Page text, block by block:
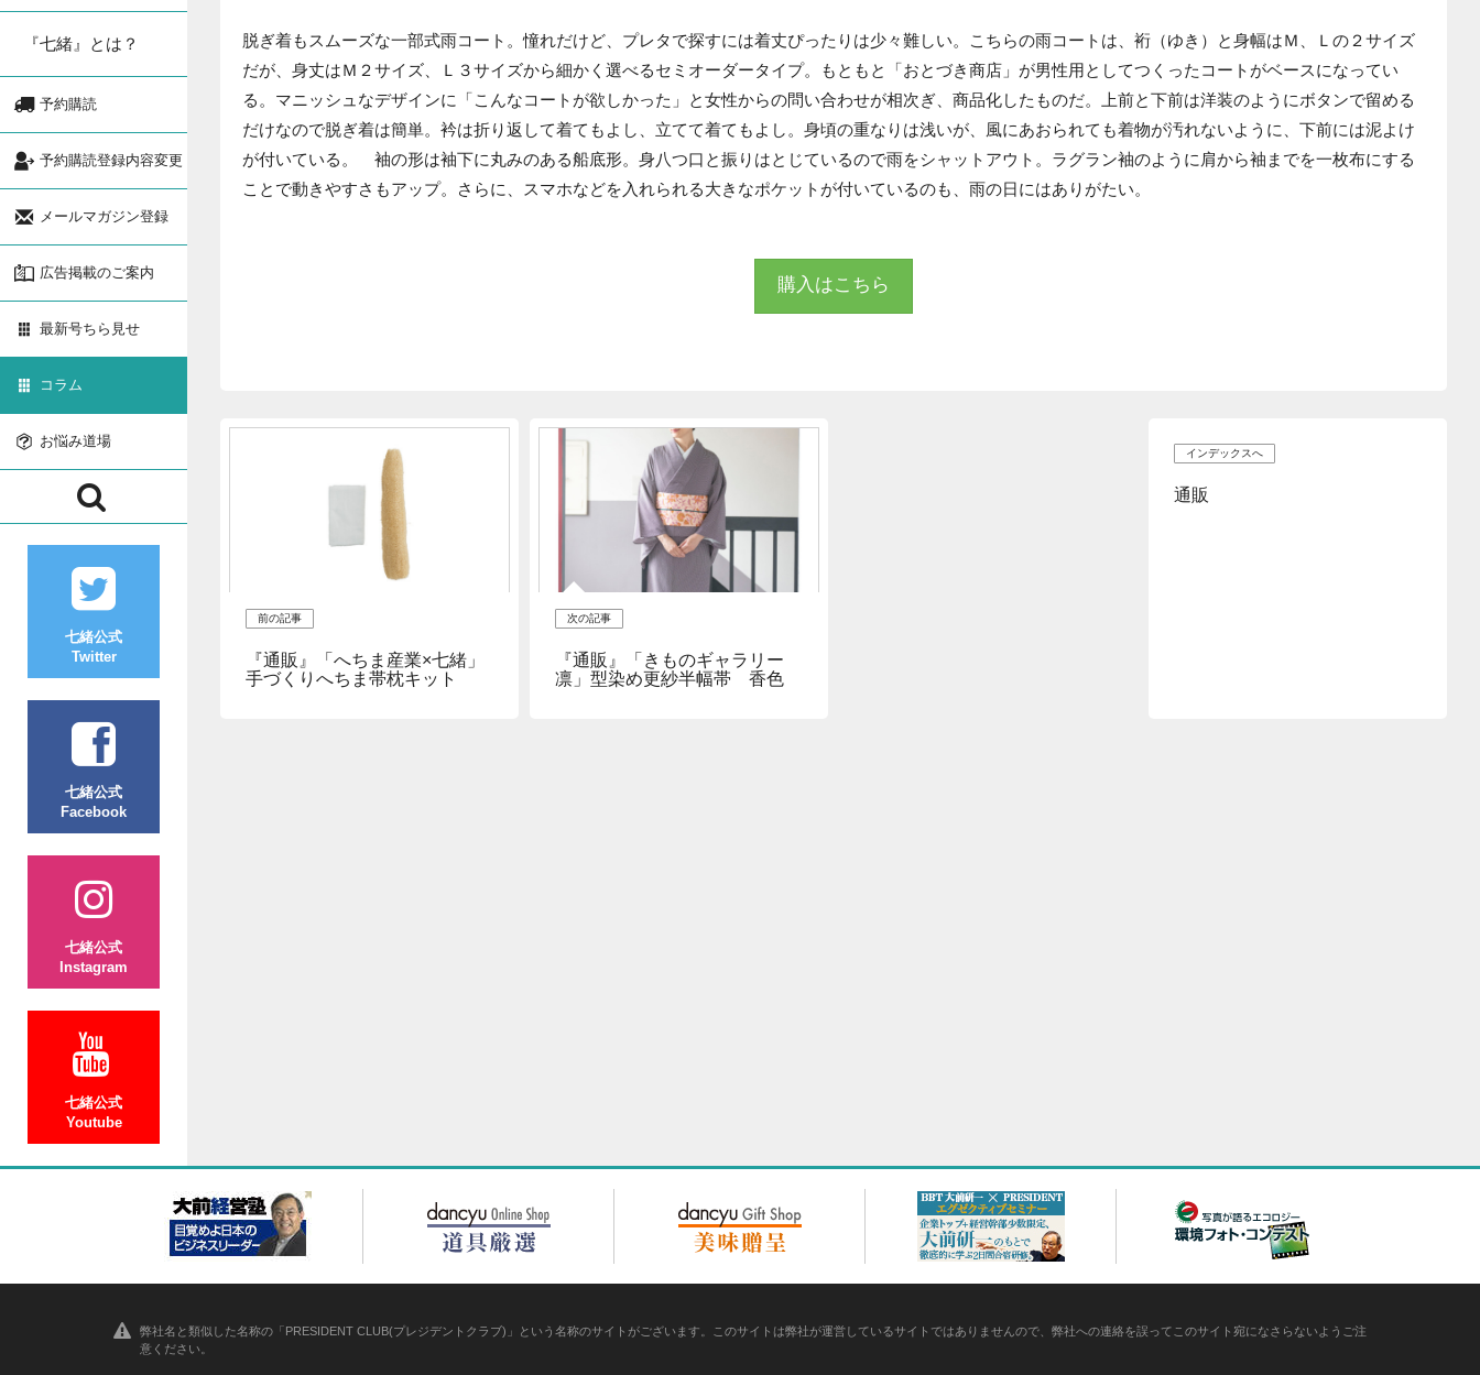
『七緒』とは？
予約購読
予約購読登録内容変更
メールマガジン登録
広告掲載のご案内
最新号ちら見せ
コラム
お悩み道場
七緒公式
Twitter
七緒公式
Facebook
七緒公式
Instagram
七緒公式
Youtube
脱ぎ着もスムーズな一部式雨コート。憧れだけど、プレタで探すには着丈ぴったりは少々難しい。こちらの雨コートは、裄（ゆき）と身幅はＭ、Ｌの２サイズ
だが、身丈はＭ２サイズ、Ｌ３サイズから細かく選べるセミオーダータイプ。もともと「おとづき商店」が男性用としてつくったコートがベースになってい
る。マニッシュなデザインに「こんなコートが欲しかった」と女性からの問い合わせが相次ぎ、商品化したものだ。上前と下前は洋装のようにボタンで留める
だけなので脱ぎ着は簡単。衿は折り返して着てもよし、立てて着てもよし。身頃の重なりは浅いが、風にあおられても着物が汚れないように、下前には泥よけ
が付いている。 袖の形は袖下に丸みのある船底形。身八つ口と振りはとじているので雨をシャットアウト。ラグラン袖のように肩から袖までを一枚布にする
ことで動きやすさもアップ。さらに、スマホなどを入れられる大きなポケットが付いているのも、雨の日にはありがたい。
購入はこちら
前の記事
『通販』「へちま産業×七緒」
手づくりへちま帯枕キット
次の記事
『通販』「きものギャラリー
凛」型染め更紗半幅帯 香色
インデックスへ
通販
弊社名と類似した名称の「PRESIDENT CLUB(プレジデントクラブ)」という名称のサイトがございます。このサイトは弊社が運営しているサイトではありませんので、弊社への連絡を誤ってこのサイト宛になさらないようご注
意ください。